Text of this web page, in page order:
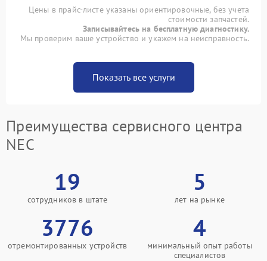
Цены в прайс-листе указаны ориентировочные, без учета
стоимости запчастей.
Записывайтесь на бесплатную диагностику.
Мы проверим ваше устройство и укажем на неисправность.
Показать все услуги
Преимущества сервисного центра
NEC
19
сотрудников в штате
5
лет на рынке
3776
отремонтированных устройств
4
минимальный опыт работы
специалистов